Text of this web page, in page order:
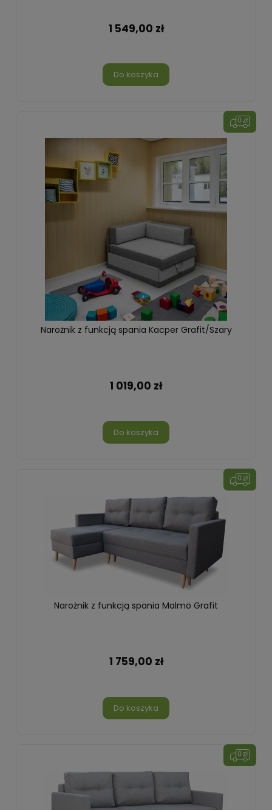
1 549,00 zł
Do koszyka
Narożnik z funkcją spania Kacper Grafit/Szary
1 019,00 zł
Do koszyka
Narożnik z funkcją spania Malmö Grafit
1 759,00 zł
Do koszyka